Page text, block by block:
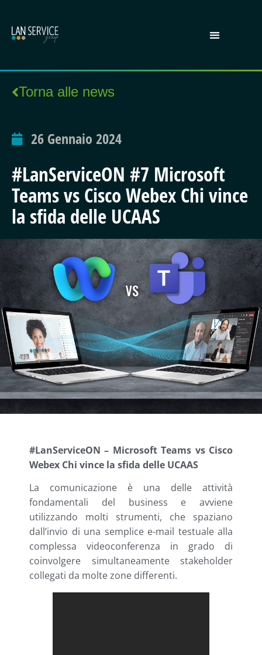
Torna alle news
26 Gennaio 2024
#LanServiceON #7 Microsoft
Teams vs Cisco Webex Chi vince
la sfida delle UCAAS
#LanServiceON – Microsoft Teams vs Cisco
Webex Chi vince la sfida delle UCAAS
La comunicazione è una delle attività
fondamentali del business e avviene
utilizzando molti strumenti, che spaziano
dall’invio di una semplice e-mail testuale alla
complessa videoconferenza in grado di
coinvolgere simultaneamente stakeholder
collegati da molte zone differenti.